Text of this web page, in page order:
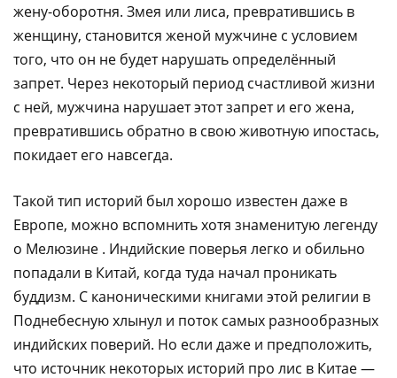
жену-оборотня. Змея или лиса, превратившись в
женщину, становится женой мужчине с условием
того, что он не будет нарушать определённый
запрет. Через некоторый период счастливой жизни
с ней, мужчина нарушает этот запрет и его жена,
превратившись обратно в свою животную ипостась,
покидает его навсегда.
Такой тип историй был хорошо известен даже в
Европе, можно вспомнить хотя знаменитую легенду
о Мелюзине . Индийские поверья легко и обильно
попадали в Китай, когда туда начал проникать
буддизм. С каноническими книгами этой религии в
Поднебесную хлынул и поток самых разнообразных
индийских поверий. Но если даже и предположить,
что источник некоторых историй про лис в Китае —